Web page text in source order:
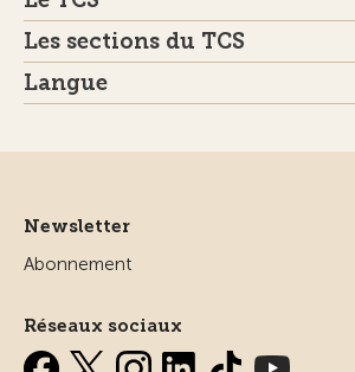
Les sections du TCS
Langue
Newsletter
Abonnement
Réseaux sociaux